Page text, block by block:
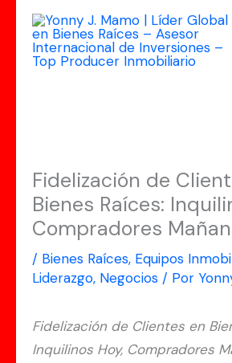
contenido
Fidelización de
Bienes Raíces:
Compradores
/ Bienes Raíces, Equipos
Liderazgo, Negocios / Por
Fidelización de Clientes en
Inquilinos Hoy, Compradores